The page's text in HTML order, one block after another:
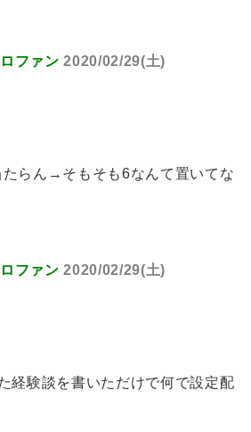
ファン 2020/02/29(土)
らん→そもそも6なんて置いてな
ファン 2020/02/29(土)
経験談を書いただけで何で設定配